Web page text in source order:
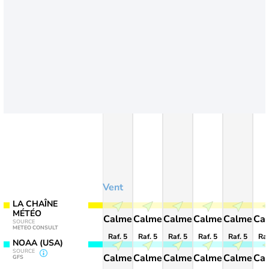
LA CHAÎNE
MÉTÉO
SOURCE
METEO CONSULT
NOAA (USA)
SOURCE
GFS
Vent
Calme
Raf. 5
Calme
Calme
Raf. 5
Calme
Calme
Raf. 5
Calme
Calme
Raf. 5
Calme
Calme
Raf. 5
Calme